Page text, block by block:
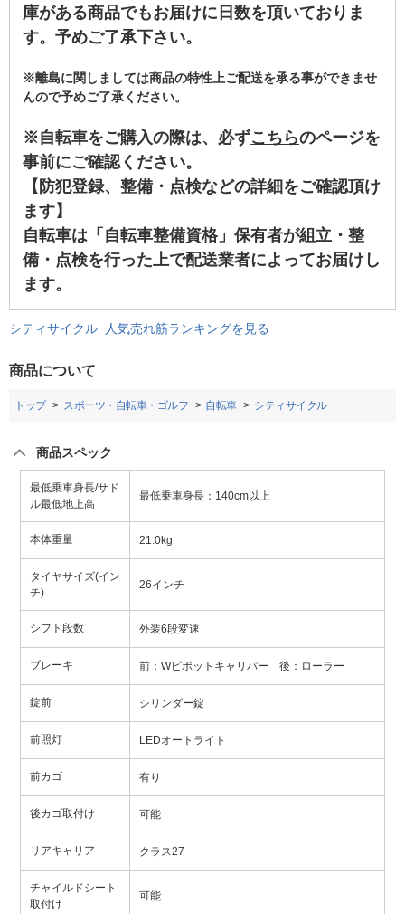
庫がある商品でもお届けに日数を頂いておりま
す。予めご了承下さい。
※離島に関しましては商品の特性上ご配送を承る事ができませ
んので予めご了承ください。
※自転車をご購入の際は、必ずこちらのページを
事前にご確認ください。
【防犯登録、整備・点検などの詳細をご確認頂け
ます】
自転車は「自転車整備資格」保有者が組立・整
備・点検を行った上で配送業者によってお届けし
ます。
シティサイクル 人気売れ筋ランキングを見る
商品について
トップ スポーツ・自転車・ゴルフ 自転車 シティサイクル
商品スペック
最低乗車身長/サド
ル最低地上高
最低乗車身長：140cm以上
本体重量 21.0kg
タイヤサイズ(イン
チ)
26インチ
シフト段数 外装6段変速
ブレーキ 前：Wピポットキャリパー 後：ローラー
錠前 シリンダー錠
前照灯 LEDオートライト
前カゴ 有り
後カゴ取付け 可能
リアキャリア クラス27
チャイルドシート
取付け
可能